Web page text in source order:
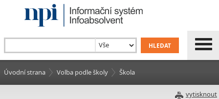
Úvodní strana Volba podle školy Škola
vytisknout